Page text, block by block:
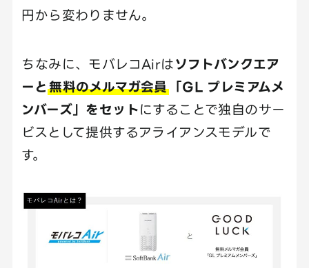
円から変わりません。
ちなみに、モバレコAirはソフトバンクエア
ーと無料のメルマガ会員「GL プレミアムメ
ンバーズ」をセットにすることで独自のサー
ビスとして提供するアライアンスモデルで
す。